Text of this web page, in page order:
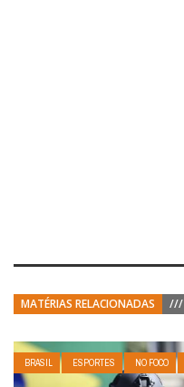
MATÉRIAS RELACIONADAS ///
BRASIL ESPORTES NO FOCO